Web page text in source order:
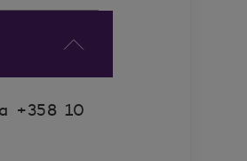
+358 10